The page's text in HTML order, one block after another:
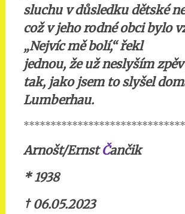
sluchu v důsledku dětské
což v jeho rodné obci bylo
„Nejvíc mě bolí,“ řekl
jednou, že už neslyším
tak, jako jsem to slyšel
Lumberhau.
Arnošt/ErnstČančik
* 1938
† 06.05.2023